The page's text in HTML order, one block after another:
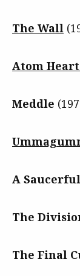
The Wall
Atom
Meddle
A
The
The Final